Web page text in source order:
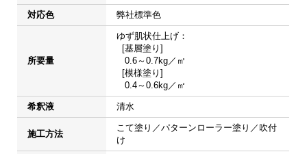
対応色 弊社標準色
所要量
ゆず肌状仕上げ：
   0.6～0.7kg／㎡
   0.4～0.6kg／㎡
希釈液 清水
施工方法
こて塗り／パターンローラー塗り／吹付
け